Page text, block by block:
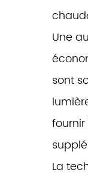
Une
sont
La